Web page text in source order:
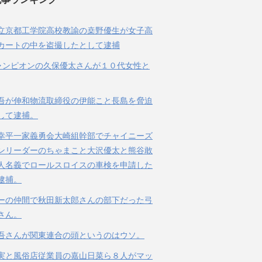
京都工学院高校教諭の桒野優生が女子高
ートの中を盗撮したとして逮捕
ンピオンの久保優太さんが１０代女性と
が伸和物流取締役の伊能こと長島を脅迫
て逮捕。
平一家義勇会大崎組幹部でチャイニーズ
リーダーのちゃまこと大沢優太と熊谷敢
名義でロールスロイスの車検を申請した
捕。
の仲間で秋田新太郎さんの部下だった弓
ん。
さんが関東連合の頭というのはウソ。
と風俗店従業員の嘉山日菜ら８人がマッ